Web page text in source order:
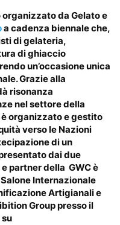
organizzato da Gelato e
a cadenza biennale che,
di gelateria,
di ghiaccio
un’occasione unica
Grazie alla
risonanza
nel settore della
organizzato e gestito
verso le Nazioni
di un
dai due
partner della GWC è
Salone Internazionale
Artigianali e
Group presso il